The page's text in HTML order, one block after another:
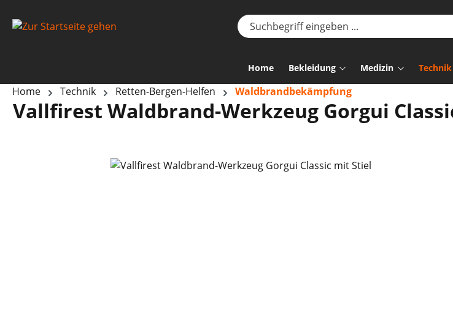
Home Bekleidung Medizin Technik
Home Technik Retten-Bergen-Helfen Waldbrandbekämpfung
Vallfirest Waldbrand-Werkzeug Gorgui
Bildergalerie überspringen